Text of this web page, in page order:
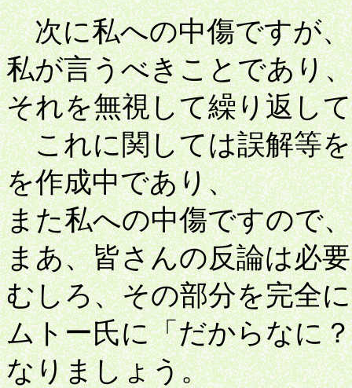
次に私への中傷ですが、
私が言うべきことであり
それを無視して繰り返し
これに関しては誤解等を
を作成中であり、
また私への中傷ですので
まあ、皆さんの反論は必
むしろ、その部分を完全
ムトー氏に「だからなに
なりましょう。